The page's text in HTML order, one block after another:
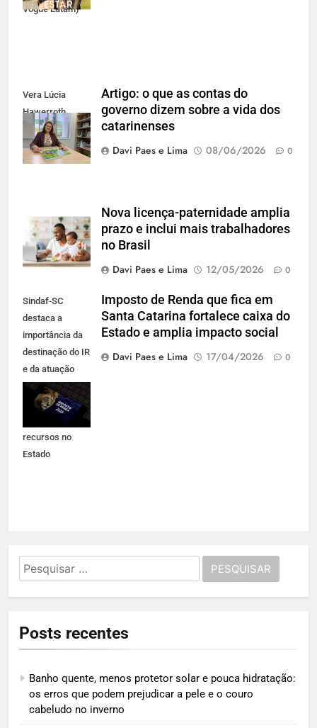
Vogue Latam)
Vera Lúcia
Hawerroth
Santana
Artigo: o que as contas do
governo dizem sobre a vida dos
catarinenses
Davi Paes e Lima
08/06/2026 0
Nova licença-paternidade amplia
prazo e inclui mais trabalhadores
no Brasil
Davi Paes e Lima
12/05/2026 0
Sindaf-SC
destaca a
importância da
destinação do IR
e da atuação
técnica que
garante
permanência de
recursos no
Estado
Imposto de Renda que fica em
Santa Catarina fortalece caixa do
Estado e amplia impacto social
Davi Paes e Lima
17/04/2026 0
Pesquisar
por:
Posts recentes
Banho quente, menos protetor solar e pouca hidratação:
os erros que podem prejudicar a pele e o couro
cabeludo no inverno